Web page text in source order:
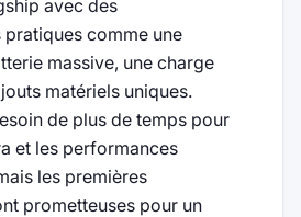
avec des
comme une
massive, une charge
matériels uniques.
de plus de temps pour
et les performances
les premières
prometteuses pour un